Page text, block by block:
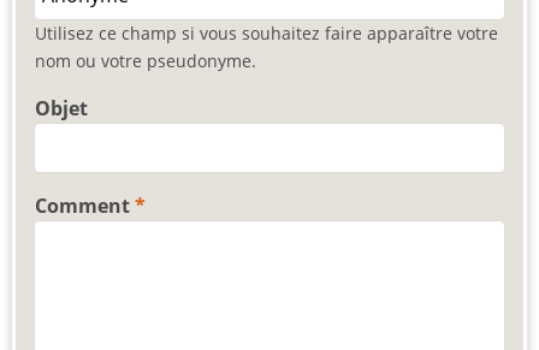
Utilisez ce champ si vous souhaitez faire apparaître votre
nom ou votre pseudonyme.
Objet
Comment